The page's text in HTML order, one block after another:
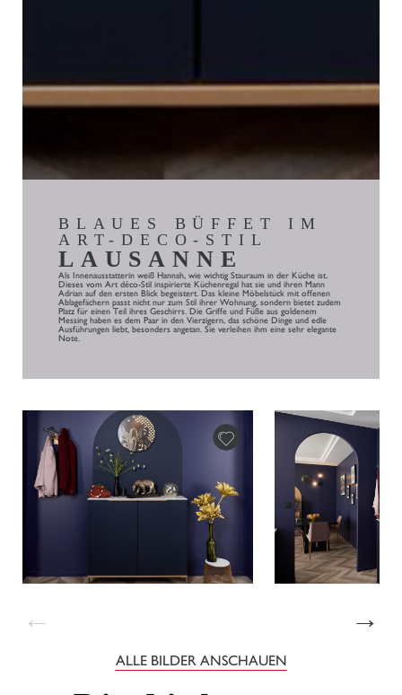
BLAUES BÜFFET IM
ART-DECO-STIL
LAUSANNE
Als Innenausstatterin weiß Hannah, wie wichtig Stauraum in der Küche ist.
Dieses vom Art déco-Stil inspirierte Küchenregal hat sie und ihren Mann
Adrian auf den ersten Blick begeistert. Das kleine Möbelstück mit offenen
Ablagefächern passt nicht nur zum Stil ihrer Wohnung, sondern bietet zudem
Platz für einen Teil ihres Geschirrs. Die Griffe und Füße aus goldenem
Messing haben es dem Paar in den Vierzigern, das schöne Dinge und edle
Ausführungen liebt, besonders angetan. Sie verleihen ihm eine sehr elegante
Note.
← →
ALLE BILDER ANSCHAUEN